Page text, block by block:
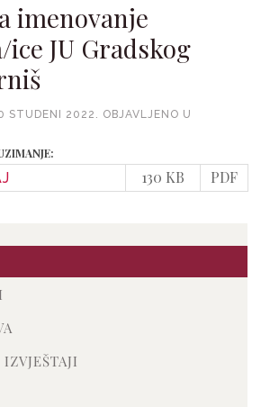
imenovanje
JU Gradskog
STUDENI 2022 . OBJAVLJENO U
130 KB PDF